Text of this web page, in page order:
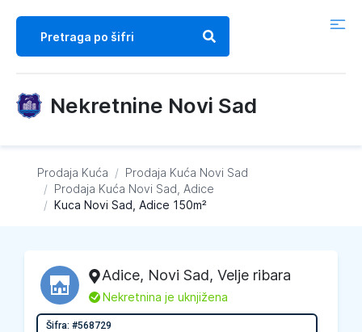
Nekretnine Novi Sad
Prodaja Kuća / Prodaja Kuća Novi Sad
/ Prodaja Kuća Novi Sad, Adice
/ Kuca Novi Sad, Adice 150m²
Adice, Novi Sad, Velje ribara
L Nekretnina je uknjižena
Šifra: #568729